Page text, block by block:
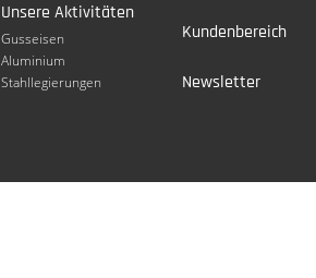
Unsere Aktivitäten
Gusseisen
Aluminium
Stahllegierungen
Kundenbereich
Newsletter